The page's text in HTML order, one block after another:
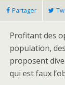
Partager
Profitant des
population,
proposent
qui est faux